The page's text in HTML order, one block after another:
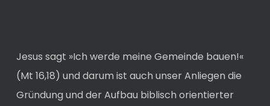
Jesus sagt »Ich werde meine Gemeinde bauen!«
(Mt 16,18) und darum ist auch unser Anliegen die
Gründung und der Aufbau biblisch orientierter